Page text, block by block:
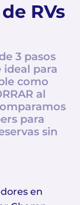
RVs
3 pasos
para
como
al
para
sin
en